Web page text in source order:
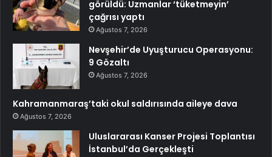
görüldü: Uzmanlar ‘tüketmeyin’
çağrısı yaptı
Ağustos 7, 2026
Nevşehir’de Uyuşturucu Operasyonu:
9 Gözaltı
Ağustos 7, 2026
Kahramanmaraş’taki okul saldırısında aileye dava
Ağustos 7, 2026
Uluslararası Kanser Projesi Toplantısı
İstanbul’da Gerçekleşti